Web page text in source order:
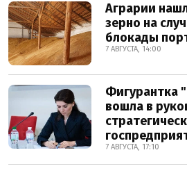
Аграрии
зерно на
блокады
7 АВГУСТА, 14:00
Фигурантка
вошла в
7 АВГУСТА, 17:10